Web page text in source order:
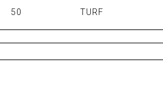
50 TURF